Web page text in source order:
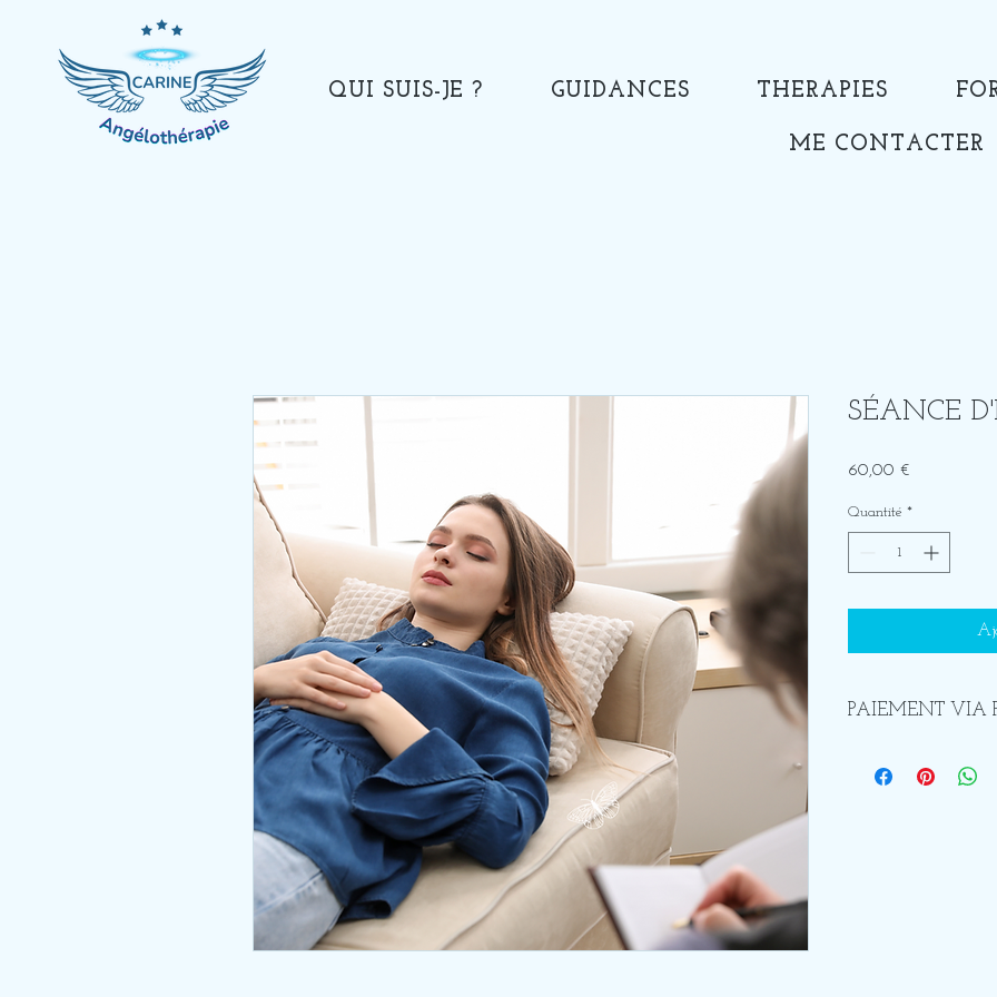
QUI SUIS-JE ? GUIDANCES THERAPIES
ME CONTACTER
SÉANCE
60,00 €
Quantité *
PAIEMENT VIA